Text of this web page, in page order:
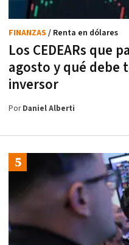
Los CEDEARs que
agosto y qué debe
inversor
FINANZAS / Renta en dólares
PorDaniel Alberti